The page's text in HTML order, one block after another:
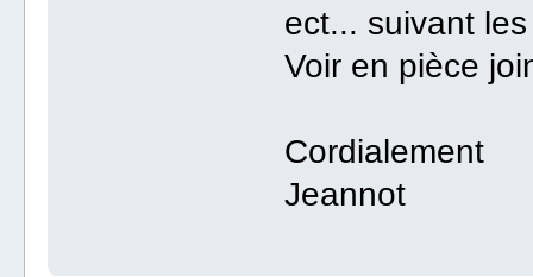
ect... suivant
Voir en pièce
Cordialement
Jeannot